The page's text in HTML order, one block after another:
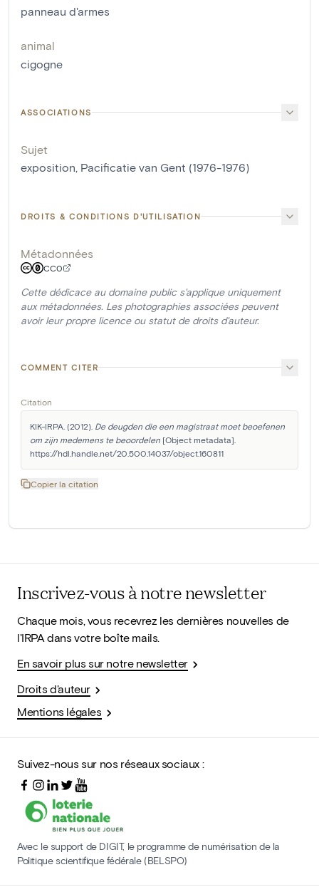
panneau d'armes
animal
cigogne
ASSOCIATIONS
Sujet
exposition, Pacificatie van Gent (1976-1976)
DROITS & CONDITIONS D'UTILISATION
Métadonnées
CC0
Cette dédicace au domaine public s'applique uniquement
aux métadonnées. Les photographies associées peuvent
avoir leur propre licence ou statut de droits d'auteur.
COMMENT CITER
Citation
KIK-IRPA. (2012). De deugden die een magistraat moet beoefenen
om zijn medemens te beoordelen [Object metadata].
https://hdl.handle.net/20.500.14037/object.160811
Copier la citation
Inscrivez-vous à notre newsletter
Chaque mois, vous recevrez les dernières nouvelles de
l'IRPA dans votre boîte mails.
En savoir plus sur notre newsletter
Droits d'auteur
Mentions légales
Suivez-nous sur nos réseaux sociaux :
Avec le support de DIGIT, le programme de numérisation de la
Politique scientifique fédérale (BELSPO)